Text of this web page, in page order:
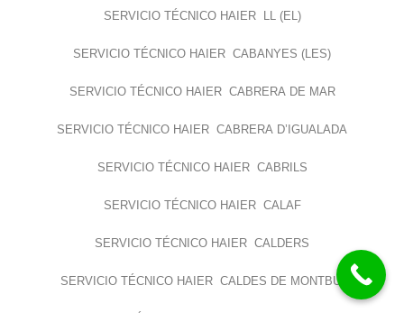
SERVICIO TÉCNICO HAIER LL (EL)
SERVICIO TÉCNICO HAIER CABANYES (LES)
SERVICIO TÉCNICO HAIER CABRERA DE MAR
SERVICIO TÉCNICO HAIER CABRERA D’IGUALADA
SERVICIO TÉCNICO HAIER CABRILS
SERVICIO TÉCNICO HAIER CALAF
SERVICIO TÉCNICO HAIER CALDERS
SERVICIO TÉCNICO HAIER CALDES DE MONTBUI